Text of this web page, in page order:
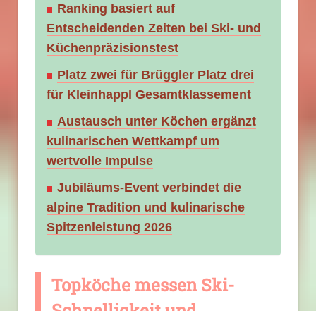
Ranking basiert auf
Entscheidenden Zeiten bei Ski- und
Küchenpräzisionstest
Platz zwei für Brüggler Platz drei
für Kleinhappl Gesamtklassement
Austausch unter Köchen ergänzt
kulinarischen Wettkampf um
wertvolle Impulse
Jubiläums-Event verbindet die
alpine Tradition und kulinarische
Spitzenleistung 2026
Topköche messen Ski-